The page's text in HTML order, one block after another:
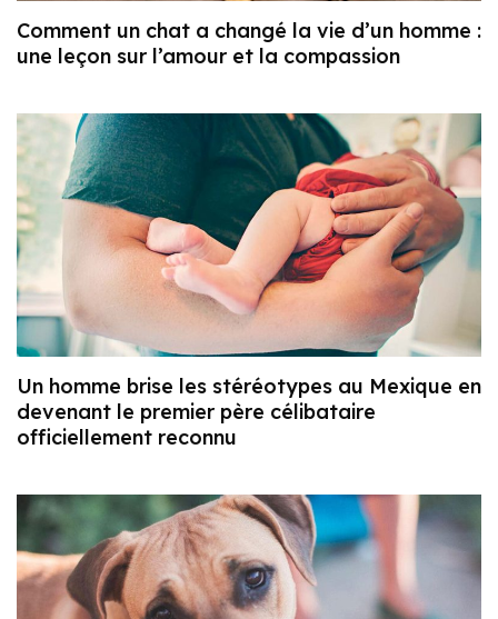
Comment un chat a changé la vie d’un homme :
une leçon sur l’amour et la compassion
Un homme brise les stéréotypes au Mexique en
devenant le premier père célibataire
officiellement reconnu